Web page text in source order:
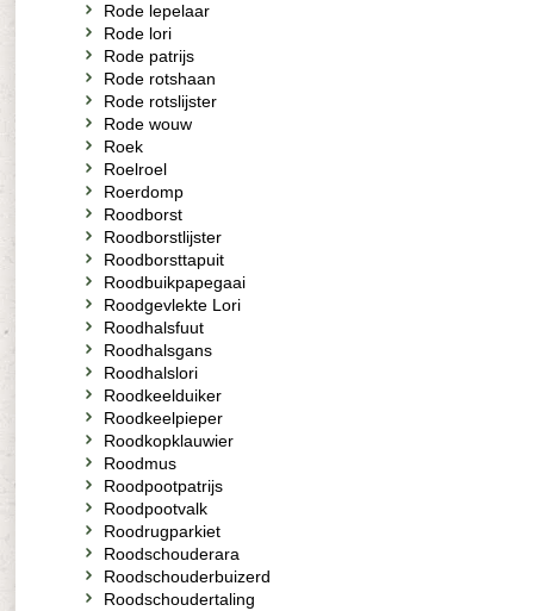
Rode lepelaar
Rode lori
Rode patrijs
Rode rotshaan
Rode rotslijster
Rode wouw
Roek
Roelroel
Roerdomp
Roodborst
Roodborstlijster
Roodborsttapuit
Roodbuikpapegaai
Roodgevlekte Lori
Roodhalsfuut
Roodhalsgans
Roodhalslori
Roodkeelduiker
Roodkeelpieper
Roodkopklauwier
Roodmus
Roodpootpatrijs
Roodpootvalk
Roodrugparkiet
Roodschouderara
Roodschouderbuizerd
Roodschoudertaling